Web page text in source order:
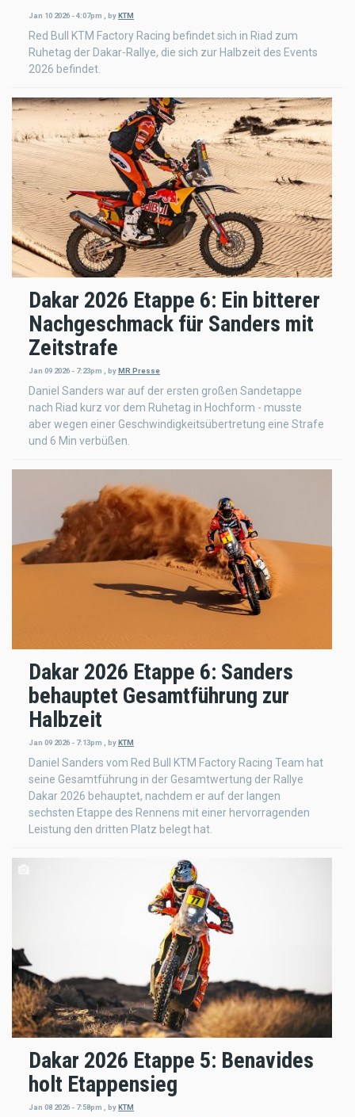
Jan 10 2026 - 4:07pm byKTM
Red Bull KTM Factory Racing befindet sich in Riad zum
Ruhetag der Dakar-Rallye, die sich zur Halbzeit des Events
2026 befindet.
Dakar 2026 Etappe 6: Ein bitterer
Nachgeschmack für Sanders mit
Zeitstrafe
Jan 09 2026 - 7:23pm byMR Presse
Daniel Sanders war auf der ersten großen Sandetappe
nach Riad kurz vor dem Ruhetag in Hochform - musste
aber wegen einer Geschwindigkeitsübertretung eine Strafe
und 6 Min verbüßen.
Dakar 2026 Etappe 6: Sanders
behauptet Gesamtführung zur
Halbzeit
Jan 09 2026 - 7:13pm , byKTM
Daniel Sanders vom Red Bull KTM Factory Racing Team hat
seine Gesamtführung in der Gesamtwertung der Rallye
Dakar 2026 behauptet, nachdem er auf der langen
sechsten Etappe des Rennens mit einer hervorragenden
Leistung den dritten Platz belegt hat.
Dakar 2026 Etappe 5: Benavides
holt Etappensieg
Jan 08 2026 - 7:58pm , byKTM